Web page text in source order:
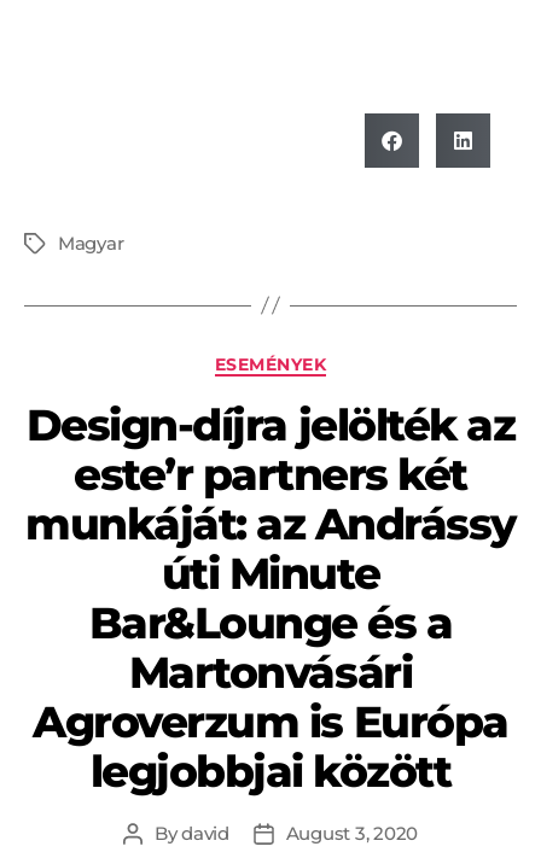
Magyar
ESEMÉNYEK
Design-díjra jelölték az
este’r partners két
munkáját: az Andrássy
úti Minute
Bar&Lounge és a
Martonvásári
Agroverzum is Európa
legjobbjai között
Bydavid August 3, 2020